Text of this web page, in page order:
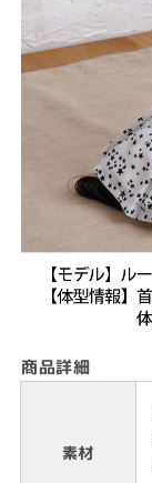
商品詳細
素材